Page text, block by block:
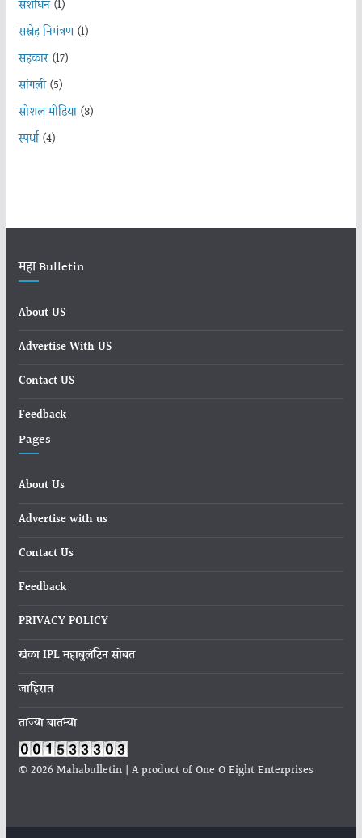
संशोधन(1)
सस्नेह निमंत्रण(1)
सहकार(17)
सांगली(5)
सोशल मीडिया(8)
स्पर्धा(4)
महा Bulletin
About US
Advertise With US
Contact US
Feedback
Pages
About Us
Advertise with us
Contact Us
Feedback
PRIVACY POLICY
खेळा IPL महाबुलेटिन सोबत
जाहिरात
ताज्या बातम्या
© 2026 Mahabulletin | A product of One O Eight Enterprises